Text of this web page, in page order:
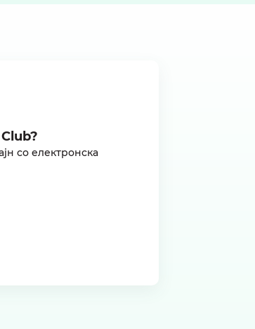
со електронска